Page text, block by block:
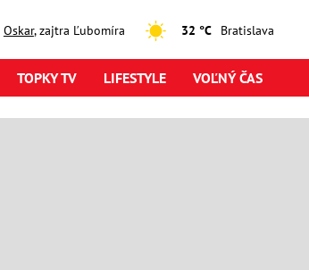
Oskar, zajtra Ľubomíra 32 °C
TOPKY TV LIFESTYLE VOĽNÝ ČAS